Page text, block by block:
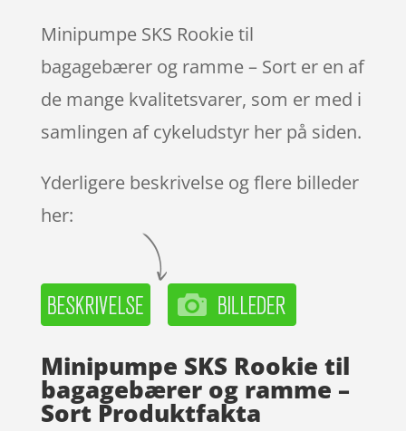
Minipumpe SKS Rookie til
bagagebærer og ramme – Sort er en af
de mange kvalitetsvarer, som er med i
samlingen af cykeludstyr her på siden.
Yderligere beskrivelse og flere billeder
her:
Minipumpe SKS Rookie til
bagagebærer og ramme –
Sort Produktfakta